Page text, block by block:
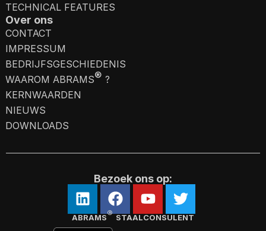
TECHNICAL FEATURES
Over ons
CONTACT
IMPRESSUM
BEDRIJFSGESCHIEDENIS
WAAROM ABRAMS® ?
KERNWAARDEN
NIEUWS
DOWNLOADS
Bezoek ons op:
ABRAMS® STAALCONSULENT